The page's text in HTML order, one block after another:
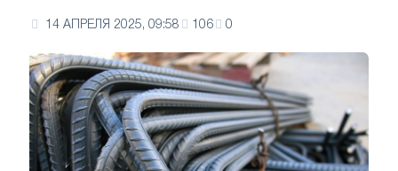
14 АПРЕЛЯ 2025, 09:58 106 0